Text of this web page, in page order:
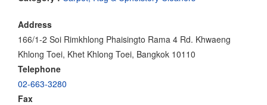
Address
166/1-2 Soi Rimkhlong Phaisingto Rama 4 Rd. Khwaeng
Khlong Toei, Khet Khlong Toei, Bangkok 10110
Telephone
02-663-3280
Fax